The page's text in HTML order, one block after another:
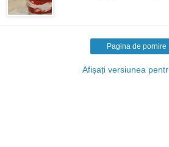
Pagina de pornire
Afișați versiunea